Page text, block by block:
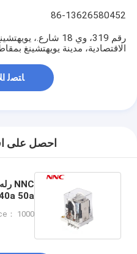
86-13626580452
رقم 319، وي 18 شارع.،
الاقتصادية، مدينة يويهتشينغ
ﺎﺘﺼﻟ
احصل على
الصناعية
： 1000